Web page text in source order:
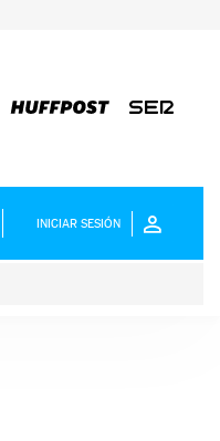
INICIAR SESIÓN